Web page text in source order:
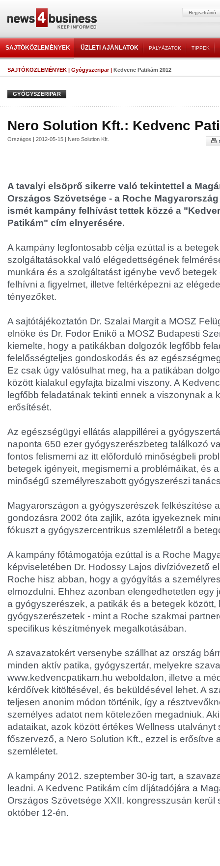
SAJTÓKÖZLEMÉNYEK ÜZLETI AJÁNLATOK PÁLYÁZATOK TIPPEK
SAJTÓKÖZLEMÉNYEK | Gyógyszeripar| Kedvenc Patikám 2012
GYÓGYSZERIPAR
Nero Solution Kft.: Kedvenc
Országos | 2012-05-15 | Nero Solution Kft.
A tavalyi elsöprő sikerre való tekintettel a
Országos Szövetsége - a Roche
ismét kampány felhívást tettek közzé a
Patikám" cím elnyerésére.
A kampány legfontosabb célja ezúttal is a
szolgáltatásokkal való elégedettségének
munkára és a szolgáltatást igénybe vevő
felhívni a figyelmet, illetve feltérképezni az
tényezőket.
A sajtótájékoztatón Dr. Szalai Margit a MOSZ
elnöke és Dr. Fodor Enikő a MOSZ Budapesti
kiemelte, hogy a patikákban dolgozók legfőbb
felelősségteljes gondoskodás és az
Ez csak úgy valósulhat meg, ha a patikában
között kialakul egyfajta bizalmi viszony. A
legfőbb feladatának tekinti ennek a viszonynak a
erősítését.
Az egészségügyi ellátás alappillérei a
naponta 650 ezer gyógyszerészbeteg találkozó
fontos felismerni az itt előforduló minőségbeli
betegek igényeit, megismerni a problémáikat, és
minőségű személyreszabott gyógyszerészi
Magyarországon a gyógyszerészek felkészítése
gondozásra 2002 óta zajlik, azóta igyekeznek
fókuszt a gyógyszercentrikus szemléletről a
A kampány főtámogatója ezúttal is a Roche
képviseletében Dr. Hodossy Lajos divízióvezető
Roche hisz abban, hogy a gyógyítás a
elmozdulni. Ehhez azonban elengedhetetlen egy
a gyógyszerészek, a patikák és a betegek között,
gyógyszerészetek - mint a Roche szakmai
specifikus készítmények megalkotásában.
A szavazatokért versenybe szállhat az ország
minden aktív patika, gyógyszertár, melyekre
www.kedvencpatikam.hu weboldalon, illetve a
kérdőívek kitöltésével, és beküldésével lehet. A
teljesen anonim módon történik, így a
személyes adatot nem kötelezően megadniuk.
adataikat, azok között értékes Wellness utalványt
főszervező, a Nero Solution Kft., ezzel is erősítve
szemléletet.
A kampány 2012. szeptember 30-ig tart, a
leadni. A Kedvenc Patikám cím díjátadójára a
Országos Szövetsége XXII. kongresszusán kerül
október 12-én.